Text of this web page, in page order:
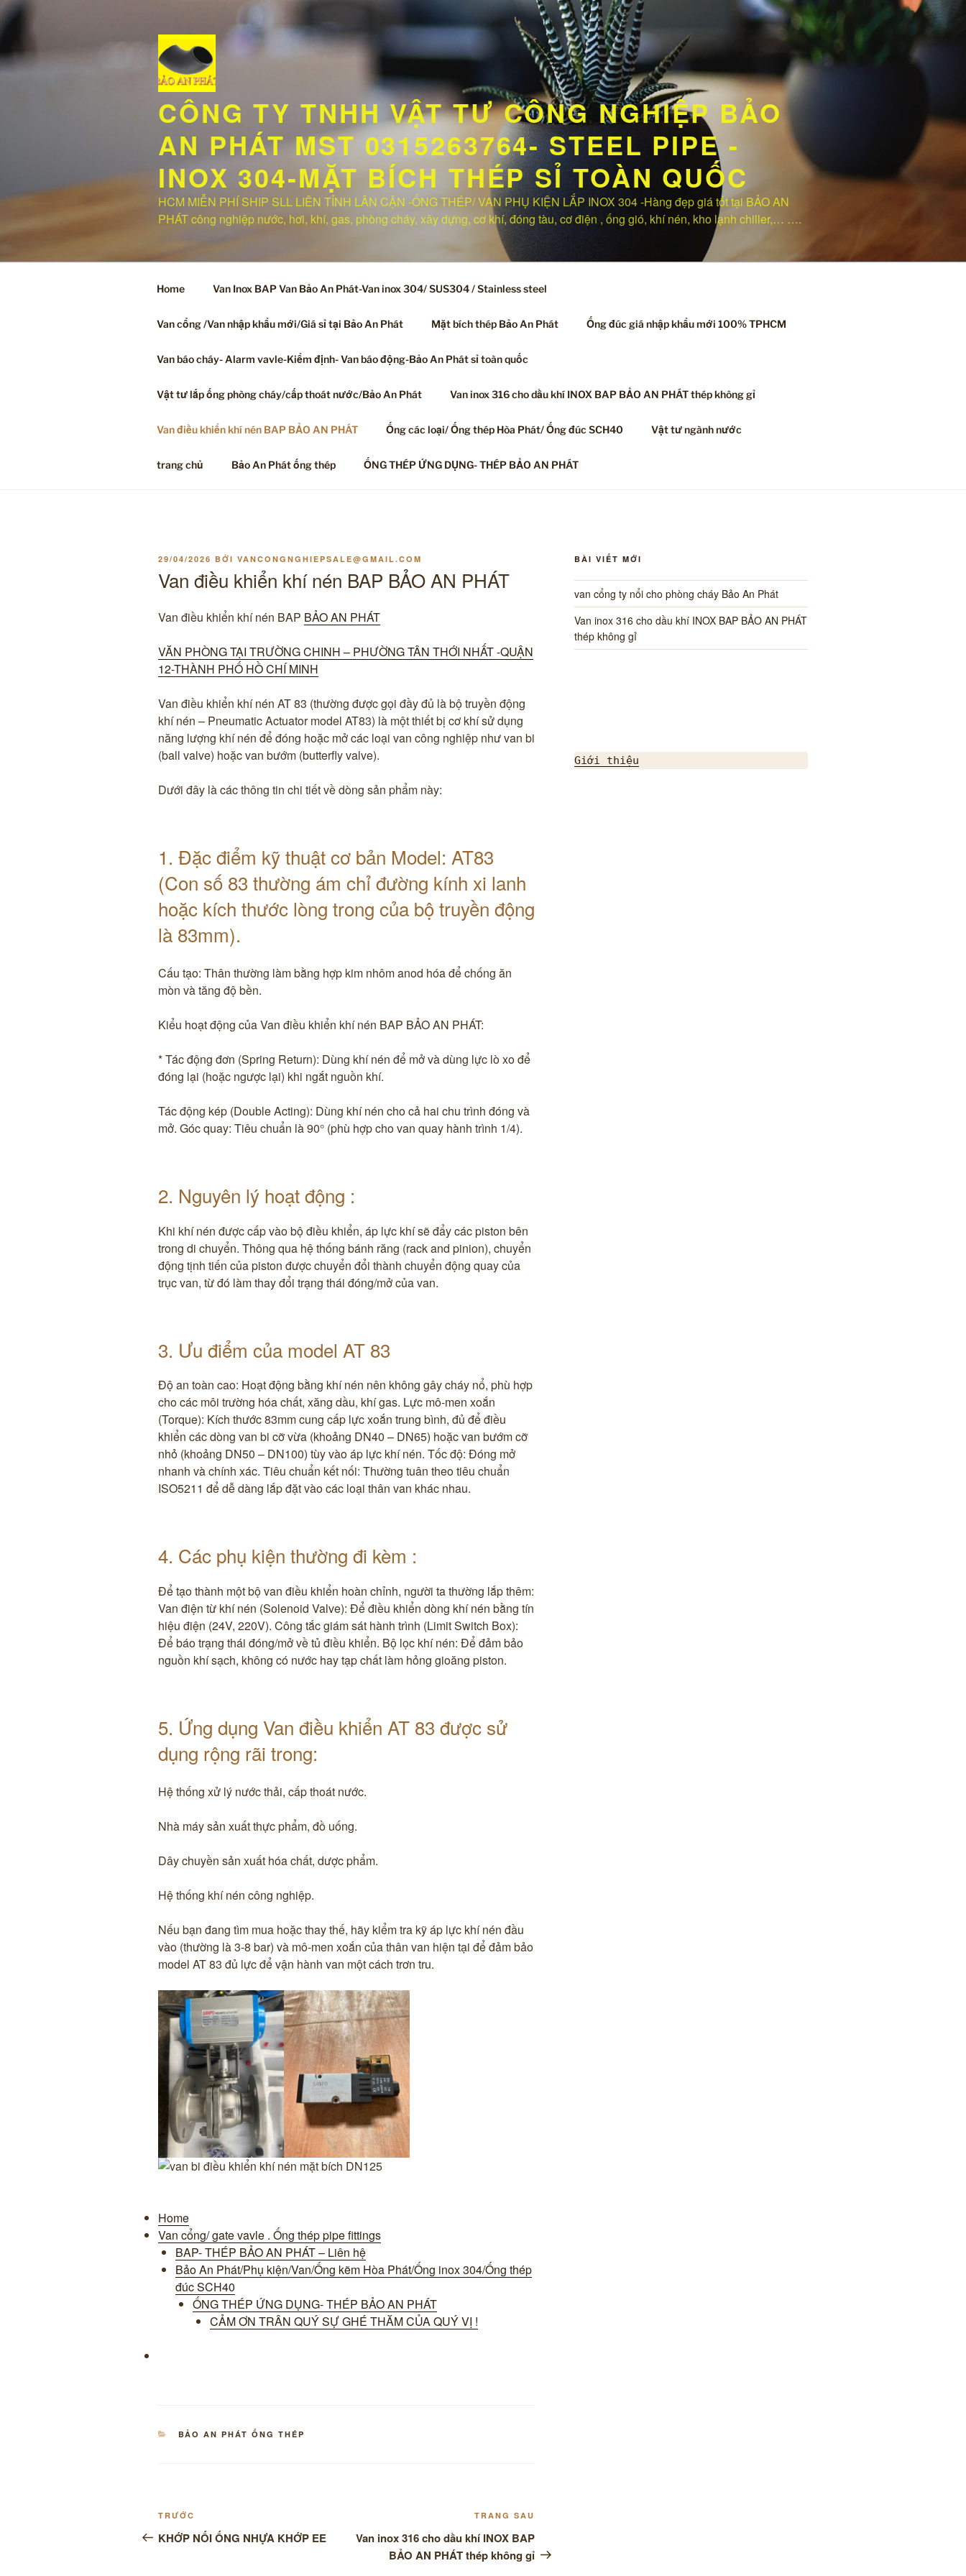
Chuyển
đến
nội
CÔNG TY TNHH VẬT TƯ CÔNG NGHIỆP BẢO
AN PHÁT MST 0315263764- STEEL PIPE -
INOX 304-MẶT BÍCH THÉP SỈ TOÀN QUỐC
HCM MIỄN PHÍ SHIP SLL LIÊN TỈNH LÂN CẬN -ỐNG THÉP/ VAN PHỤ KIỆN LẮP INOX 304 -Hàng đẹp giá tốt tại BẢO AN
PHÁT công nghiệp nước, hơi, khí, gas, phòng cháy, xây dựng, cơ khí, đóng tàu, cơ điện , ống gió, khí nén, kho lạnh chiller,… ….
Home Van Inox BAP Van Bảo An Phát-Van inox 304/ SUS304 / Stainless steel
Van cổng /Van nhập khẩu mới/Giá sỉ tại Bảo An Phát Mặt bích thép Bảo An Phát Ống đúc giá nhập khẩu mới 100% TPHCM
Van báo cháy- Alarm vavle-Kiểm định- Van báo động-Bảo An Phát sỉ toàn quốc
Vật tư lắp ống phòng cháy/cấp thoát nước/Bảo An Phát Van inox 316 cho dầu khí INOX BAP BẢO AN PHÁT thép không gỉ
Van điều khiển khí nén BAP BẢO AN PHÁT Ống các loại/ Ống thép Hòa Phát/ Ống đúc SCH40 Vật tư ngành nước
trang chủ Bảo An Phát ống thép ỐNG THÉP ỨNG DỤNG- THÉP BẢO AN PHÁT
ĐĂNG
29/04/2026 BỞI VANCONGNGHIEPSALE@GMAIL.COM
Van điều khiển khí nén BAP BẢO AN PHÁT
Van điều khiển khí nén BAP BẢO AN PHÁT
VĂN PHÒNG TẠI TRƯỜNG CHINH – PHƯỜNG TÂN THỚI NHẤT -QUẬN
12-THÀNH PHỐ HỒ CHÍ MINH
Van điều khiển khí nén AT 83 (thường được gọi đầy đủ là bộ truyền động
khí nén – Pneumatic Actuator model AT83) là một thiết bị cơ khí sử dụng
năng lượng khí nén để đóng hoặc mở các loại van công nghiệp như van bi
(ball valve) hoặc van bướm (butterfly valve).
​Dưới đây là các thông tin chi tiết về dòng sản phẩm này: ​
1. Đặc điểm kỹ thuật cơ bản ​Model: AT83
(Con số 83 thường ám chỉ đường kính xi lanh
hoặc kích thước lòng trong của bộ truyền động
là 83mm). ​
Cấu tạo: Thân thường làm bằng hợp kim nhôm anod hóa để chống ăn
mòn và tăng độ bền. ​
Kiểu hoạt động của Van điều khiển khí nén BAP BẢO AN PHÁT:
* Tác động đơn (Spring Return): Dùng khí nén để mở và dùng lực lò xo để
đóng lại (hoặc ngược lại) khi ngắt nguồn khí.
​Tác động kép (Double Acting): Dùng khí nén cho cả hai chu trình đóng và
mở. ​Góc quay: Tiêu chuẩn là 90° (phù hợp cho van quay hành trình 1/4).
​2. Nguyên lý hoạt động ​:
Khi khí nén được cấp vào bộ điều khiển, áp lực khí sẽ đẩy các piston bên
trong di chuyển. Thông qua hệ thống bánh răng (rack and pinion), chuyển
động tịnh tiến của piston được chuyển đổi thành chuyển động quay của
trục van, từ đó làm thay đổi trạng thái đóng/mở của van.
3. Ưu điểm của model AT 83
​​Độ an toàn cao: Hoạt động bằng khí nén nên không gây cháy nổ, phù hợp
cho các môi trường hóa chất, xăng dầu, khí gas. ​Lực mô-men xoắn
(Torque): Kích thước 83mm cung cấp lực xoắn trung bình, đủ để điều
khiển các dòng van bi cỡ vừa (khoảng DN40 – DN65) hoặc van bướm cỡ
nhỏ (khoảng DN50 – DN100) tùy vào áp lực khí nén. ​Tốc độ: Đóng mở
nhanh và chính xác. ​Tiêu chuẩn kết nối: Thường tuân theo tiêu chuẩn
ISO5211 để dễ dàng lắp đặt vào các loại thân van khác nhau.
4. Các phụ kiện thường đi kèm ​:
​Để tạo thành một bộ van điều khiển hoàn chỉnh, người ta thường lắp thêm:
​Van điện từ khí nén (Solenoid Valve): Để điều khiển dòng khí nén bằng tín
hiệu điện (24V, 220V). ​Công tắc giám sát hành trình (Limit Switch Box):
Để báo trạng thái đóng/mở về tủ điều khiển. ​Bộ lọc khí nén: Để đảm bảo
nguồn khí sạch, không có nước hay tạp chất làm hỏng gioăng piston.
​5. Ứng dụng ​Van điều khiển AT 83 được sử
dụng rộng rãi trong: ​
Hệ thống xử lý nước thải, cấp thoát nước. ​
Nhà máy sản xuất thực phẩm, đồ uống. ​
Dây chuyền sản xuất hóa chất, dược phẩm. ​
Hệ thống khí nén công nghiệp.
​Nếu bạn đang tìm mua hoặc thay thế, hãy kiểm tra kỹ áp lực khí nén đầu
vào (thường là 3-8 bar) và mô-men xoắn của thân van hiện tại để đảm bảo
model AT 83 đủ lực để vận hành van một cách trơn tru.
Home
Van cổng/ gate vavle . Ống thép pipe fittings
BAP- THÉP BẢO AN PHÁT – Liên hệ
Bảo An Phát/Phụ kiện/Van/Ống kẽm Hòa Phát/Ống inox 304/Ống thép
đúc SCH40
ỐNG THÉP ỨNG DỤNG- THÉP BẢO AN PHÁT
CẢM ƠN TRÂN QUÝ SỰ GHÉ THĂM CỦA QUÝ VỊ !
DANH
BẢO AN PHÁT ỐNG THÉP
Điều
hướng
Bài
cũ
TRƯỚC
KHỚP NỐI ỐNG NHỰA KHỚP EE
tiếp
theo
TRANG SAU
Van inox 316 cho dầu khí INOX BAP
BẢO AN PHÁT thép không gỉ
BÀI VIẾT MỚI
van cổng ty nổi cho phòng cháy Bảo An Phát
Van inox 316 cho dầu khí INOX BAP BẢO AN PHÁT
thép không gỉ
Giới thiệu